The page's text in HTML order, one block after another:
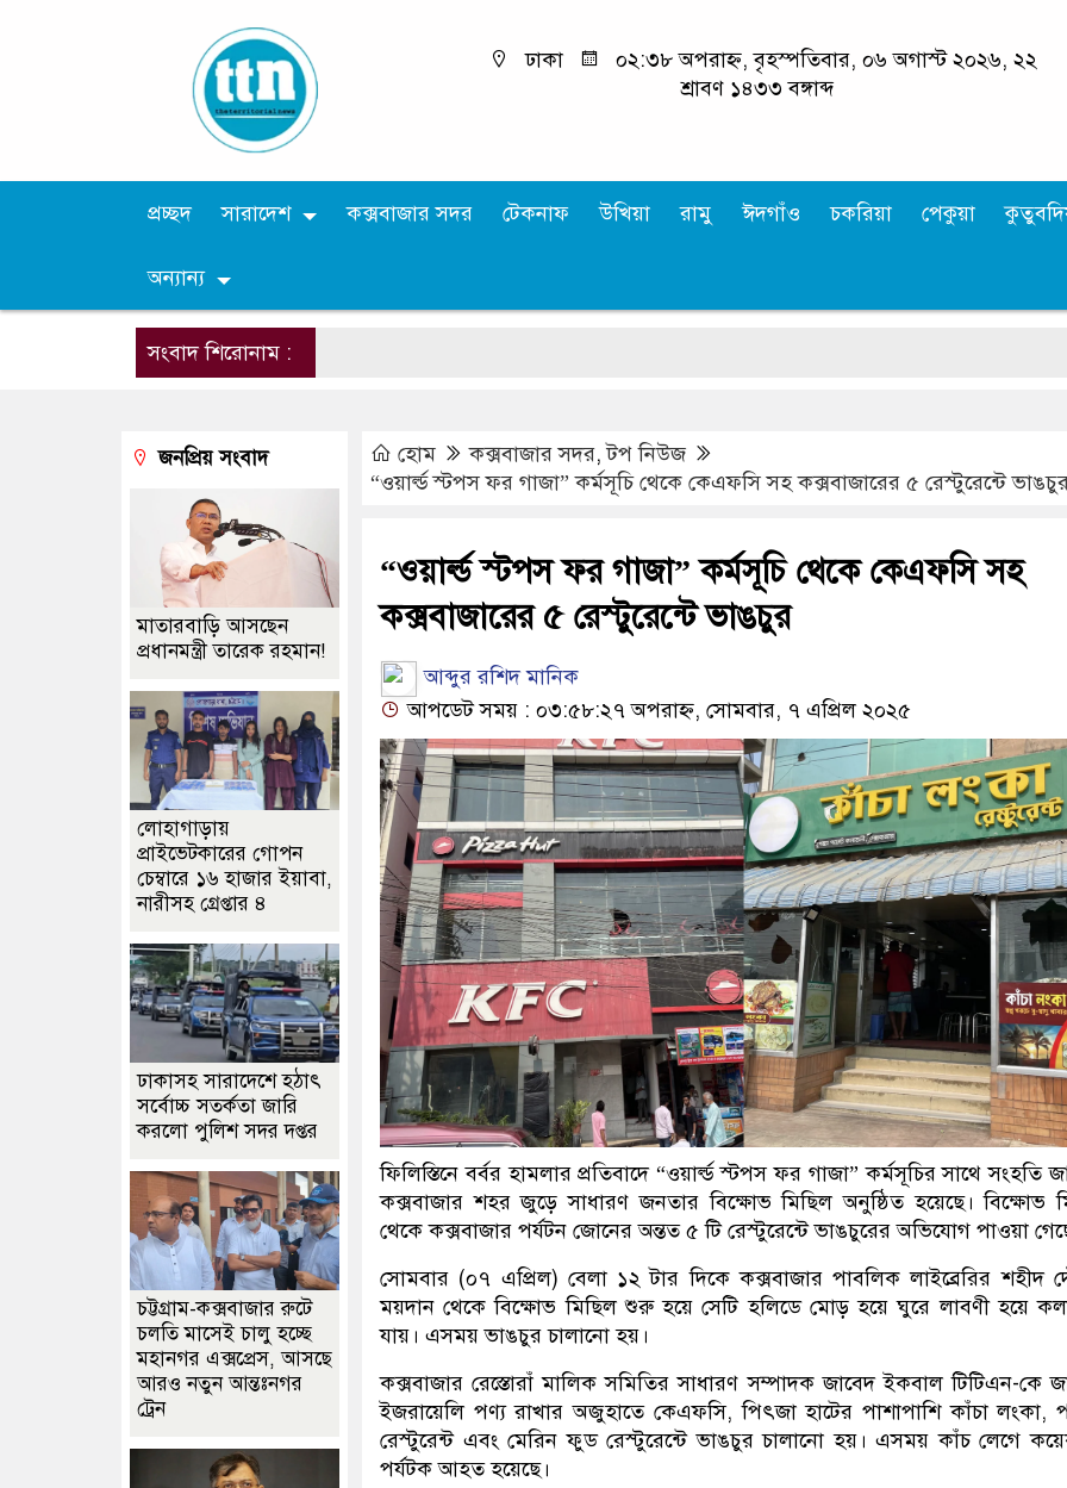
ঢাকা
০২:৩৮ অপরাহ্ন, বৃহস্পতিবার, ০৬ অগাস্ট ২০২৬, ২২
শ্রাবণ ১৪৩৩ বঙ্গাব্দ
প্রচ্ছদ সারাদেশ কক্সবাজার সদর টেকনাফ উখিয়া রামু ঈদগাঁও চকরিয়া পেকুয়া
অন্যান্য
সংবাদ শিরোনাম :
হোম কক্সবাজার সদর,টপ নিউজ
“ওয়ার্ল্ড স্টপস ফর গাজা” কর্মসূচি থেকে কেএফসি সহ কক্সবাজারের ৫ রেস্টুরেন্টে
“ওয়ার্ল্ড স্টপস ফর গাজা” কর্মসূচি থেকে কেএফসি সহ
কক্সবাজারের ৫ রেস্টুরেন্টে ভাঙচুর
আব্দুর রশিদ মানিক
আপডেট সময় : ০৩:৫৮:২৭ অপরাহ্ন, সোমবার, ৭ এপ্রিল ২০২৫
ফিলিস্তিনে বর্বর হামলার প্রতিবাদে “ওয়ার্ল্ড স্টপস ফর গাজা” কর্মসূচির সাথে সংহতি
কক্সবাজার শহর জুড়ে সাধারণ জনতার বিক্ষোভ মিছিল অনুষ্ঠিত হয়েছে। বিক্ষোভ
থেকে কক্সবাজার পর্যটন জোনের অন্তত ৫ টি রেস্টুরেন্টে ভাঙচুরের অভিযোগ পাওয়া
সোমবার (০৭ এপ্রিল) বেলা ১২ টার দিকে কক্সবাজার পাবলিক লাইব্রেরির শহীদ
ময়দান থেকে বিক্ষোভ মিছিল শুরু হয়ে সেটি হলিডে মোড় হয়ে ঘুরে লাবণী হয়ে
যায়। এসময় ভাঙচুর চালানো হয়।
কক্সবাজার রেস্তোরাঁ মালিক সমিতির সাধারণ সম্পাদক জাবেদ ইকবাল টিটিএন-কে
ইজরায়েলি পণ্য রাখার অজুহাতে কেএফসি, পিৎজা হাটের পাশাপাশি কাঁচা লংকা,
রেস্টুরেন্ট এবং মেরিন ফুড রেস্টুরেন্টে ভাঙচুর চালানো হয়। এসময় কাঁচ লেগে
পর্যটক আহত হয়েছে।
জনপ্রিয় সংবাদ
মাতারবাড়ি আসছেন
প্রধানমন্ত্রী তারেক রহমান!
লোহাগাড়ায়
প্রাইভেটকারের গোপন
চেম্বারে ১৬ হাজার ইয়াবা,
নারীসহ গ্রেপ্তার ৪
ঢাকাসহ সারাদেশে হঠাৎ
সর্বোচ্চ সতর্কতা জা‌রি
করলো পুলিশ সদর দপ্তর
চট্টগ্রাম-কক্সবাজার রুটে
চলতি মাসেই চালু হচ্ছে
মহানগর এক্সপ্রেস, আসছে
আরও নতুন আন্তঃনগর
ট্রেন